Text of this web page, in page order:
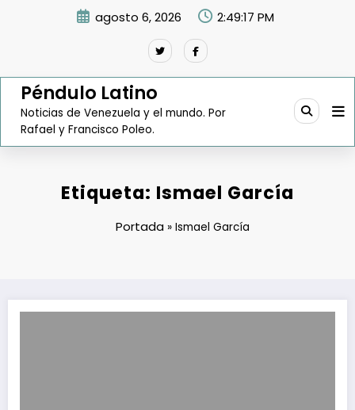
agosto 6, 2026 2:49:18 PM
Péndulo Latino
Noticias de Venezuela y el mundo. Por
Rafael y Francisco Poleo.
Etiqueta: Ismael García
Portada »Ismael García